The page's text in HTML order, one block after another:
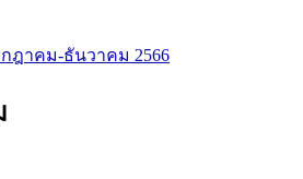
ฎาคม-ธันวาคม 2566